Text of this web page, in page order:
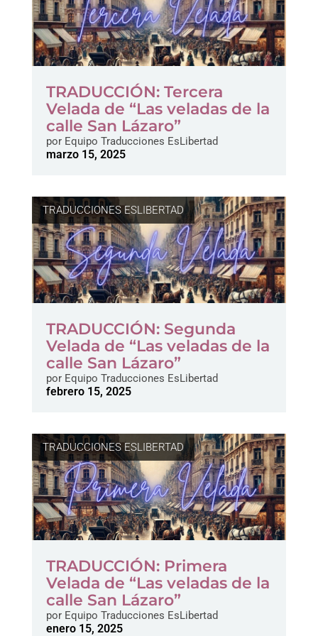
TRADUCCIÓN: Tercera
Velada de “Las veladas de la
calle San Lázaro”
porEquipo Traducciones EsLibertad
marzo 15, 2025
TRADUCCIONES ESLIBERTAD
TRADUCCIÓN: Segunda
Velada de “Las veladas de la
calle San Lázaro”
porEquipo Traducciones EsLibertad
febrero 15, 2025
TRADUCCIONES ESLIBERTAD
TRADUCCIÓN: Primera
Velada de “Las veladas de la
calle San Lázaro”
porEquipo Traducciones EsLibertad
enero 15, 2025